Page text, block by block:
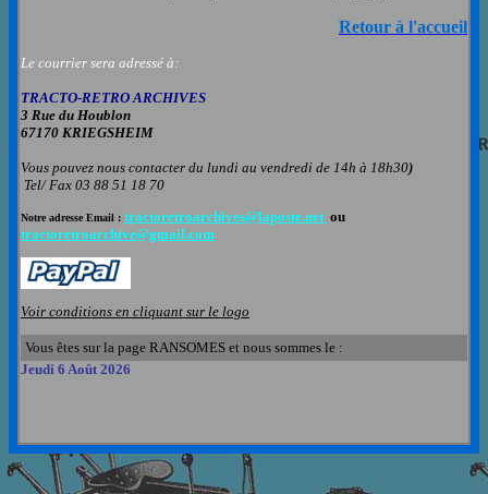
Retour à l'accueil
Le courrier sera adressé à:
TRACTO-RETRO ARCHIVES
3 Rue du Houblon
67170 KRIEGSHEIM
Vous pouvez nous contacter du lundi au vendredi de 14h à 18h30)
Tel/ Fax 03 88 51 18 70
Notre adresse Email : tractoretroarchives@laposte.net ou
tractoretroarchive@gmail.com
Voir conditions en cliquant sur le logo
Vous êtes sur la page RANSOMES et nous sommes le :
Jeudi 6 Août 2026